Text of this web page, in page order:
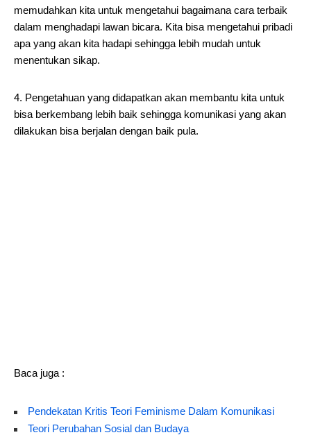
memudahkan kita untuk mengetahui bagaimana cara terbaik
dalam menghadapi lawan bicara. Kita bisa mengetahui pribadi
apa yang akan kita hadapi sehingga lebih mudah untuk
menentukan sikap.
4. Pengetahuan yang didapatkan akan membantu kita untuk
bisa berkembang lebih baik sehingga komunikasi yang akan
dilakukan bisa berjalan dengan baik pula.
Baca juga :
Pendekatan Kritis Teori Feminisme Dalam Komunikasi
Teori Perubahan Sosial dan Budaya